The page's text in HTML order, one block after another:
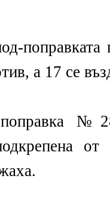
а 17 се
поправка